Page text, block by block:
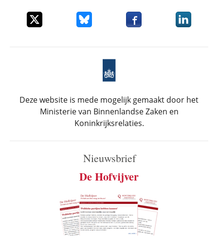
Deel dit item op XDeel dit item op Bluesky
Deel dit item opDeel dit
Deze website is mede mogelijk gemaakt door het
Ministerie van Binnenlandse Zaken en
Koninkrijksrelaties.
Nieuwsbrief
De Hofvijver